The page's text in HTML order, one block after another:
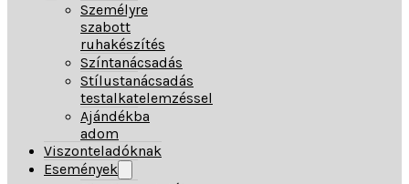
Személyre
szabott
ruhakészítés
Színtanácsadás
Stílustanácsadás
testalkatelemzéssel
Ajándékba
adom
Viszonteladóknak
Események